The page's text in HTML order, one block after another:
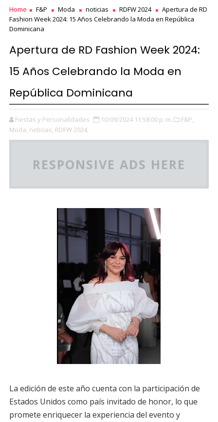
Home F&P Moda noticias RDFW 2024
Apertura de RD
Fashion Week 2024: 15 Años Celebrando la Moda en República
Dominicana
Apertura de RD Fashion Week 2024:
15 Años Celebrando la Moda en
República Dominicana
Fiestas y Personalidades 10/09/2024 11:58:00 p. m.
F&P,
Moda, noticias, RDFW 2024,
RESPONSIVE ADS HERE
La edición de este año cuenta con la participación de
Estados Unidos como país invitado de honor, lo que
promete enriquecer la experiencia del evento y